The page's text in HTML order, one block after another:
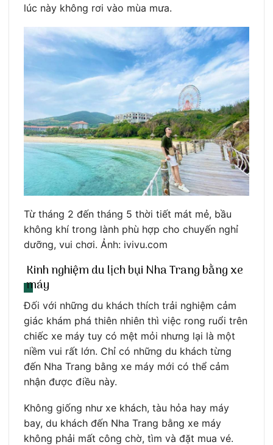
lúc này không rơi vào mùa mưa.
Từ tháng 2 đến tháng 5 thời tiết mát mẻ, bầu
không khí trong lành phù hợp cho chuyến nghỉ
dưỡng, vui chơi. Ảnh: ivivu.com
Kinh nghiệm du lịch bụi Nha Trang bằng xe
máy
Đối với những du khách thích trải nghiệm cảm
giác khám phá thiên nhiên thì việc rong ruổi trên
chiếc xe máy tuy có mệt mỏi nhưng lại là một
niềm vui rất lớn. Chỉ có những du khách từng
đến Nha Trang bằng xe máy mới có thể cảm
nhận được điều này.
Không giống như xe khách, tàu hỏa hay máy
bay, du khách đến Nha Trang bằng xe máy
không phải mất công chờ, tìm và đặt mua vé.